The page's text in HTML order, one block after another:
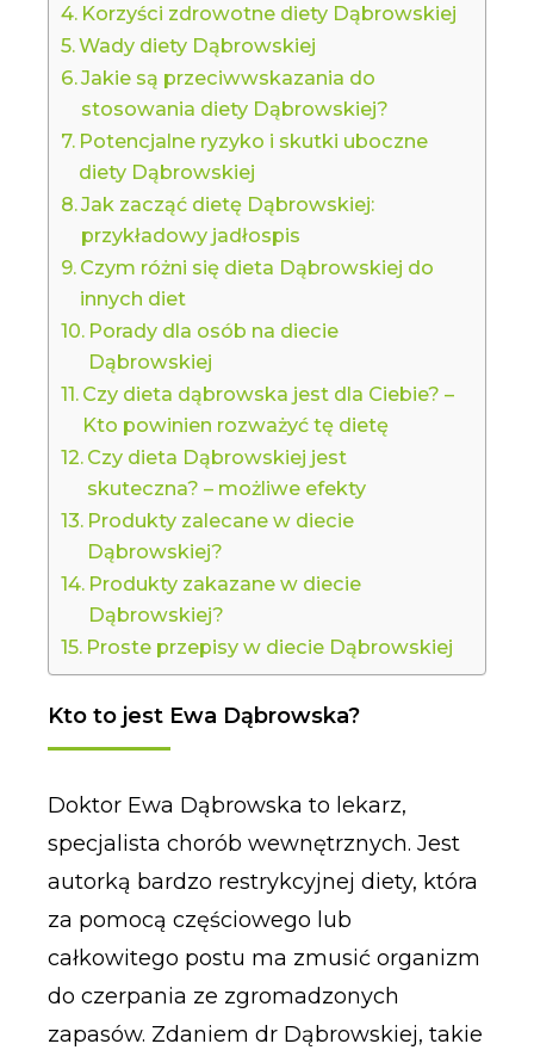
Korzyści zdrowotne diety Dąbrowskiej
Wady diety Dąbrowskiej
Jakie są przeciwwskazania do
stosowania diety Dąbrowskiej?
Potencjalne ryzyko i skutki uboczne
diety Dąbrowskiej
Jak zacząć dietę Dąbrowskiej:
przykładowy jadłospis
Czym różni się dieta Dąbrowskiej do
innych diet
Porady dla osób na diecie
Dąbrowskiej
Czy dieta dąbrowska jest dla Ciebie? –
Kto powinien rozważyć tę dietę
Czy dieta Dąbrowskiej jest
skuteczna? – możliwe efekty
Produkty zalecane w diecie
Dąbrowskiej?
Produkty zakazane w diecie
Dąbrowskiej?
Proste przepisy w diecie Dąbrowskiej
Kto to jest Ewa Dąbrowska?
Doktor Ewa Dąbrowska to lekarz,
specjalista chorób wewnętrznych. Jest
autorką bardzo restrykcyjnej diety, która
za pomocą częściowego lub
całkowitego postu ma zmusić organizm
do czerpania ze zgromadzonych
zapasów. Zdaniem dr Dąbrowskiej, takie